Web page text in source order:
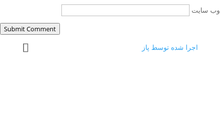
وب‌ سایت
Submit Comment
اجرا شده توسط پاز